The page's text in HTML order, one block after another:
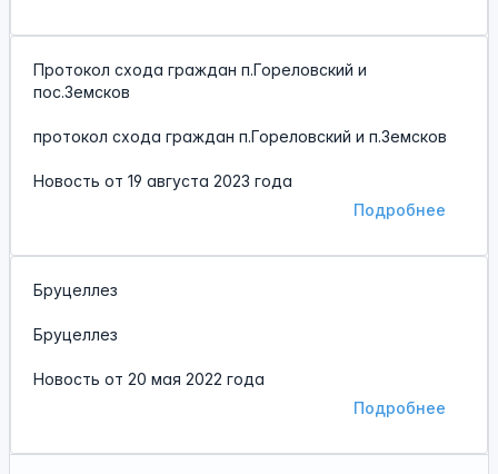
Протокол схода граждан п.Гореловский и
пос.Земсков
протокол схода граждан п.Гореловский и п.Земсков
Новость от 19 августа 2023 года
Подробнее
Бруцеллез
Бруцеллез
Новость от 20 мая 2022 года
Подробнее